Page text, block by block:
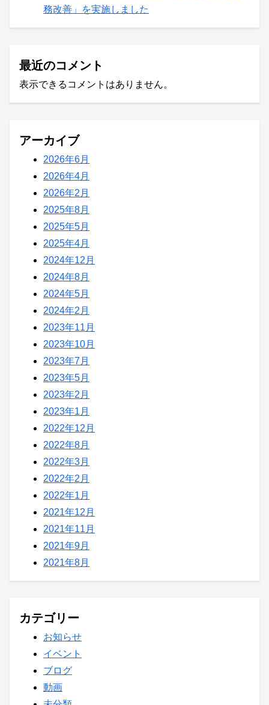
務改善」を実施しました
最近のコメント
表示できるコメントはありません。
アーカイブ
2026年6月
2026年4月
2026年2月
2025年8月
2025年5月
2025年4月
2024年12月
2024年8月
2024年5月
2024年2月
2023年11月
2023年10月
2023年7月
2023年5月
2023年2月
2023年1月
2022年12月
2022年8月
2022年3月
2022年2月
2022年1月
2021年12月
2021年11月
2021年9月
2021年8月
カテゴリー
お知らせ
イベント
ブログ
動画